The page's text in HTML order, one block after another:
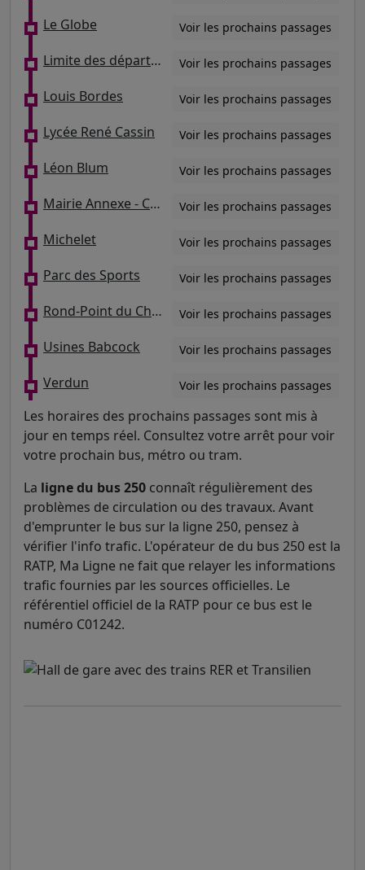
Le Globe Voir les prochains passages
Limite des départements Voir les prochains passages
Louis Bordes Voir les prochains passages
Lycée René Cassin Voir les prochains passages
Léon Blum Voir les prochains passages
Mairie Annexe - Collège Jean Moulin Voir les prochains passages
Michelet Voir les prochains passages
Parc des Sports Voir les prochains passages
Rond-Point du Christ / Les Quinconces Voir les prochains passages
Usines Babcock Voir les prochains passages
Verdun Voir les prochains passages
Les horaires des prochains passages sont mis à
jour en temps réel. Consultez votre arrêt pour voir
votre prochain bus, métro ou tram.
La ligne du bus 250 connaît régulièrement des
problèmes de circulation ou des travaux. Avant
d'emprunter le bus sur la ligne 250, pensez à
vérifier l'info trafic. L'opérateur de du bus 250 est la
RATP, Ma Ligne ne fait que relayer les informations
trafic fournies par les sources officielles. Le
référentiel officiel de la RATP pour ce bus est le
numéro C01242.